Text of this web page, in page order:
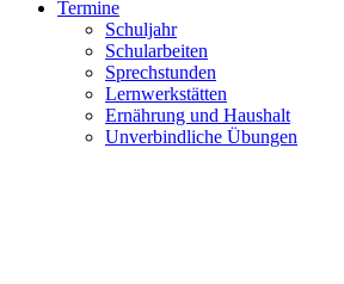
Termine
Schuljahr
Schularbeiten
Sprechstunden
Lernwerkstätten
Ernährung und Haushalt
Unverbindliche Übungen